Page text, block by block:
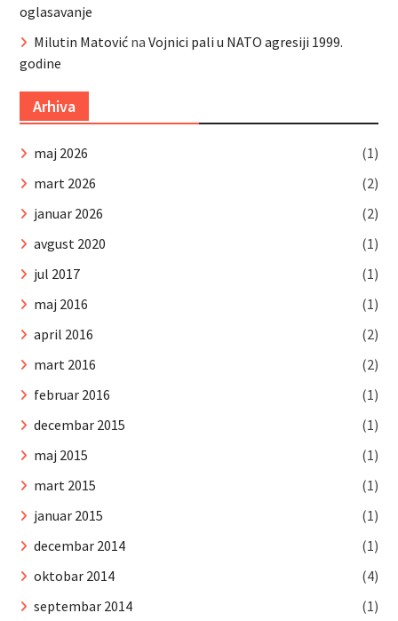
oglasavanje
Milutin Matovićna Vojnici pali u NATO agresiji 1999.
godine
Arhiva
maj 2026
(1)
mart 2026
(2)
januar 2026
(2)
avgust 2020
(1)
jul 2017
(1)
maj 2016
(1)
april 2016
(2)
mart 2016
(2)
februar 2016
(1)
decembar 2015
(1)
maj 2015
(1)
mart 2015
(1)
januar 2015
(1)
decembar 2014
(1)
oktobar 2014
(4)
septembar 2014
(1)